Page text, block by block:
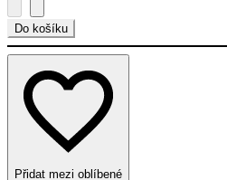
Do košíku
Přidat mezi oblíbené